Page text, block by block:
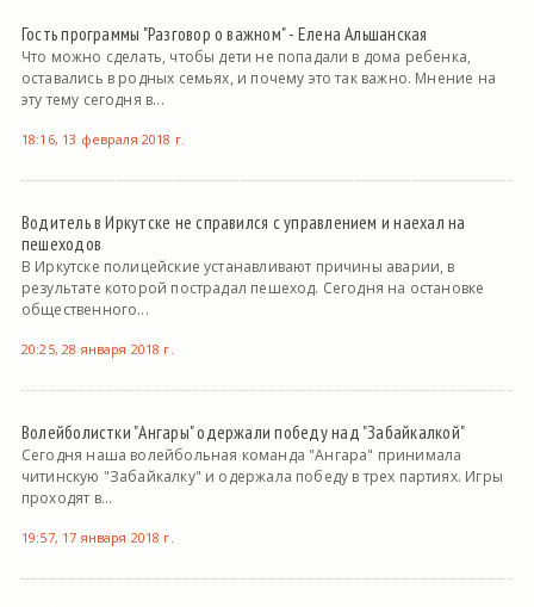
Гость программы "Разговор о важном" - Елена Альшанская
Что можно сделать, чтобы дети не попадали в дома ребенка,
оставались в родных семьях, и почему это так важно. Мнение на
эту тему сегодня в...
18:16, 13 февраля 2018 г.
Водитель в Иркутске не справился с управлением и наехал на
пешеходов
В Иркутске полицейские устанавливают причины аварии, в
результате которой пострадал пешеход. Сегодня на остановке
общественного...
20:25, 28 января 2018 г.
Волейболистки "Ангары" одержали победу над "Забайкалкой"
Сегодня наша волейбольная команда "Ангара" принимала
читинскую "Забайкалку" и одержала победу в трех партиях. Игры
проходят в...
19:57, 17 января 2018 г.